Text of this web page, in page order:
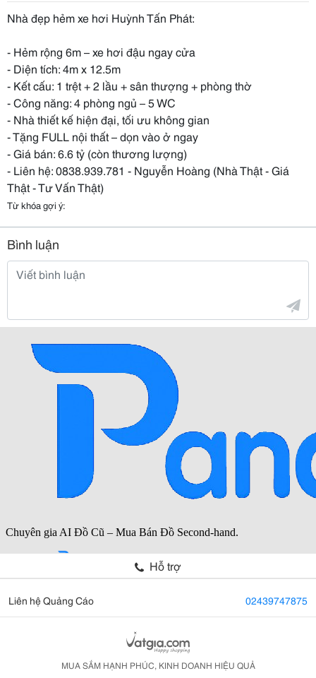
Nhà đẹp hẻm xe hơi Huỳnh Tấn Phát:
- Hẻm rộng 6m – xe hơi đậu ngay cửa
- Diện tích: 4m x 12.5m
- Kết cấu: 1 trệt + 2 lầu + sân thượng + phòng thờ
- Công năng: 4 phòng ngủ – 5 WC
- Nhà thiết kế hiện đại, tối ưu không gian
- Tặng FULL nội thất – dọn vào ở ngay
- Giá bán: 6.6 tỷ (còn thương lượng)
- Liên hệ: 0838.939.781 - Nguyễn Hoàng (Nhà Thật - Giá
Thật - Tư Vấn Thật)
Từ khóa gợi ý:
Bình luận
Hỗ trợ
Liên hệ Quảng Cáo 02439747875
MUA SẮM HẠNH PHÚC, KINH DOANH HIỆU QUẢ